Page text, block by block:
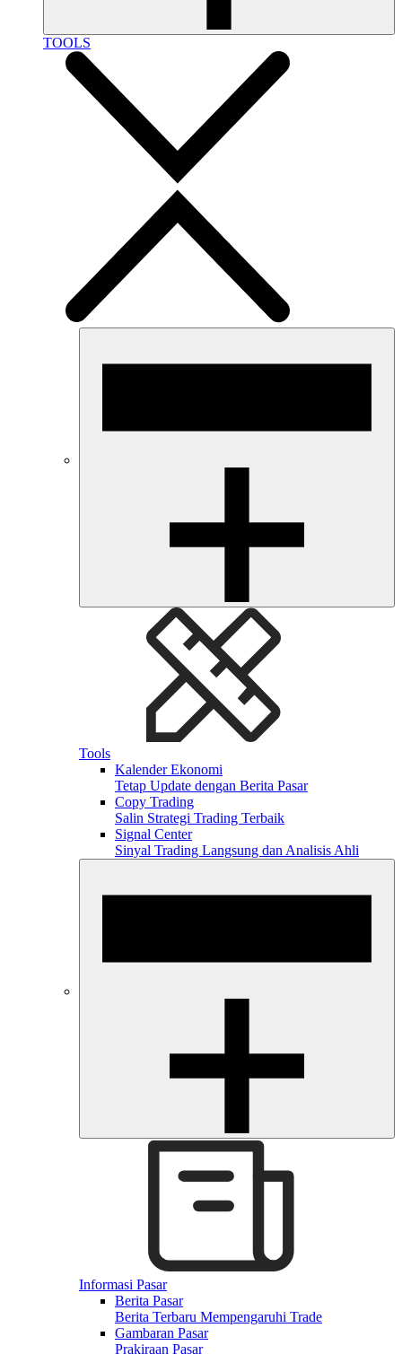
TOOLS
Tools
Kalender Ekonomi
Tetap Update dengan Berita Pasar
Copy Trading
Salin Strategi Trading Terbaik
Signal Center
Sinyal Trading Langsung dan Analisis Ahli
Informasi Pasar
Berita Pasar
Berita Terbaru Mempengaruhi Trade
Gambaran Pasar
Prakiraan Pasar